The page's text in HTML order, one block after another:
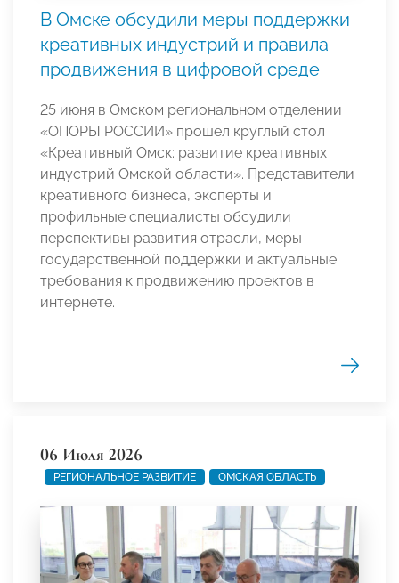
В Омске обсудили меры поддержки
креативных индустрий и правила
продвижения в цифровой среде
25 июня в Омском региональном отделении
«ОПОРЫ РОССИИ» прошел круглый стол
«Креативный Омск: развитие креативных
индустрий Омской области». Представители
креативного бизнеса, эксперты и
профильные специалисты обсудили
перспективы развития отрасли, меры
государственной поддержки и актуальные
требования к продвижению проектов в
интернете.
06 Июля 2026
РЕГИОНАЛЬНОЕ РАЗВИТИЕ ОМСКАЯ ОБЛАСТЬ